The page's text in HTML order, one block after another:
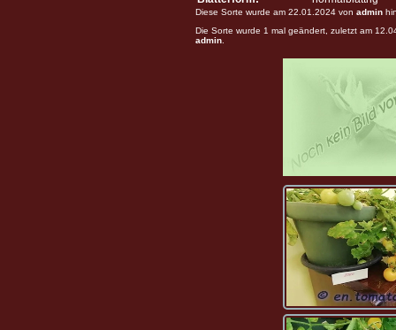
Diese Sorte wurde am 22.01.2024 von admin
Die Sorte wurde 1 mal geändert, zuletzt am
admin